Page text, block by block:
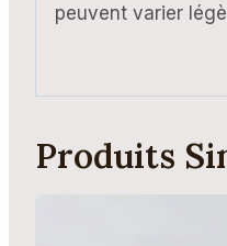
peuvent varier
Produits